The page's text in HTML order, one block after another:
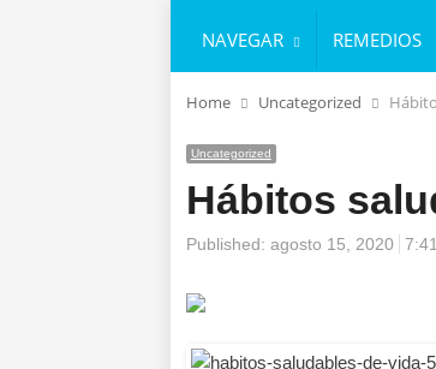
NAVEGAR REMEDIOS
Home Uncategorized
Uncategorized
Hábitos
Published: agosto 15, 2020